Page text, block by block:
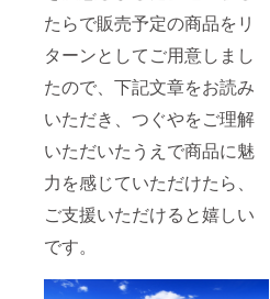
たらで販売予定の商品をリ
ターンとしてご用意しまし
たので、下記文章をお読み
いただき、つぐやをご理解
いただいたうえで商品に魅
力を感じていただけたら、
ご支援いただけると嬉しい
です。